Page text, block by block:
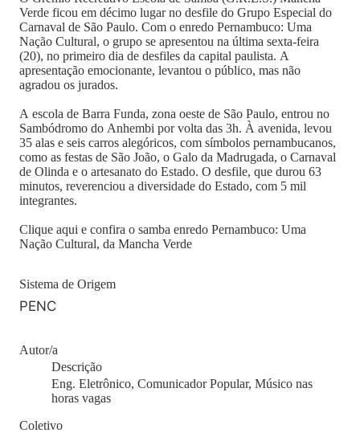
Verde ficou em décimo lugar no desfile do Grupo Especial do
Carnaval de São Paulo. Com o enredo Pernambuco: Uma
Nação Cultural, o grupo se apresentou na última sexta-feira
(20), no primeiro dia de desfiles da capital paulista. A
apresentação emocionante, levantou o público, mas não
agradou os jurados.
A escola de Barra Funda, zona oeste de São Paulo, entrou no
Sambódromo do Anhembi por volta das 3h. À avenida, levou
35 alas e seis carros alegóricos, com símbolos pernambucanos,
como as festas de São João, o Galo da Madrugada, o Carnaval
de Olinda e o artesanato do Estado. O desfile, que durou 63
minutos, reverenciou a diversidade do Estado, com 5 mil
integrantes.
Clique aqui e confira o samba enredo Pernambuco: Uma
Nação Cultural, da Mancha Verde
Sistema de Origem
PENC
Autor/a
Descrição
Eng. Eletrônico, Comunicador Popular, Músico nas
horas vagas
Coletivo